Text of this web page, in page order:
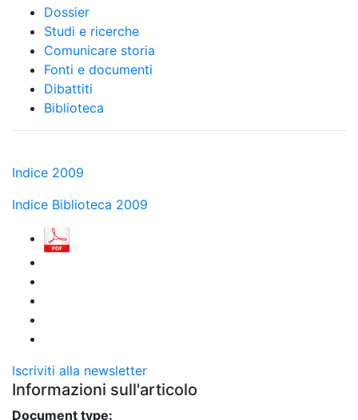
Dossier
Studi e ricerche
Comunicare storia
Fonti e documenti
Dibattiti
Biblioteca
Indice 2009
Indice Biblioteca 2009
Iscriviti alla newsletter
Informazioni sull'articolo
Document type: